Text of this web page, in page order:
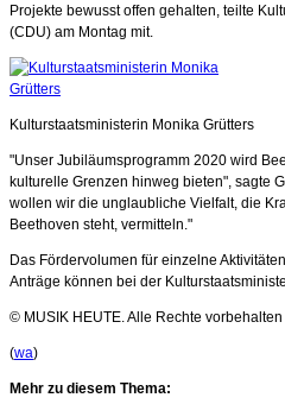
Projekte bewusst offen gehalten, teilte
(CDU) am Montag mit.
Kulturstaatsministerin Monika Grütters
"Unser Jubiläumsprogramm 2020 wird
kulturelle Grenzen hinweg bieten", sagte
wollen wir die unglaubliche Vielfalt, die
Beethoven steht, vermitteln."
Das Fördervolumen für einzelne
Anträge können bei der
© MUSIK HEUTE. Alle Rechte
(wa)
Mehr zu diesem Thema: